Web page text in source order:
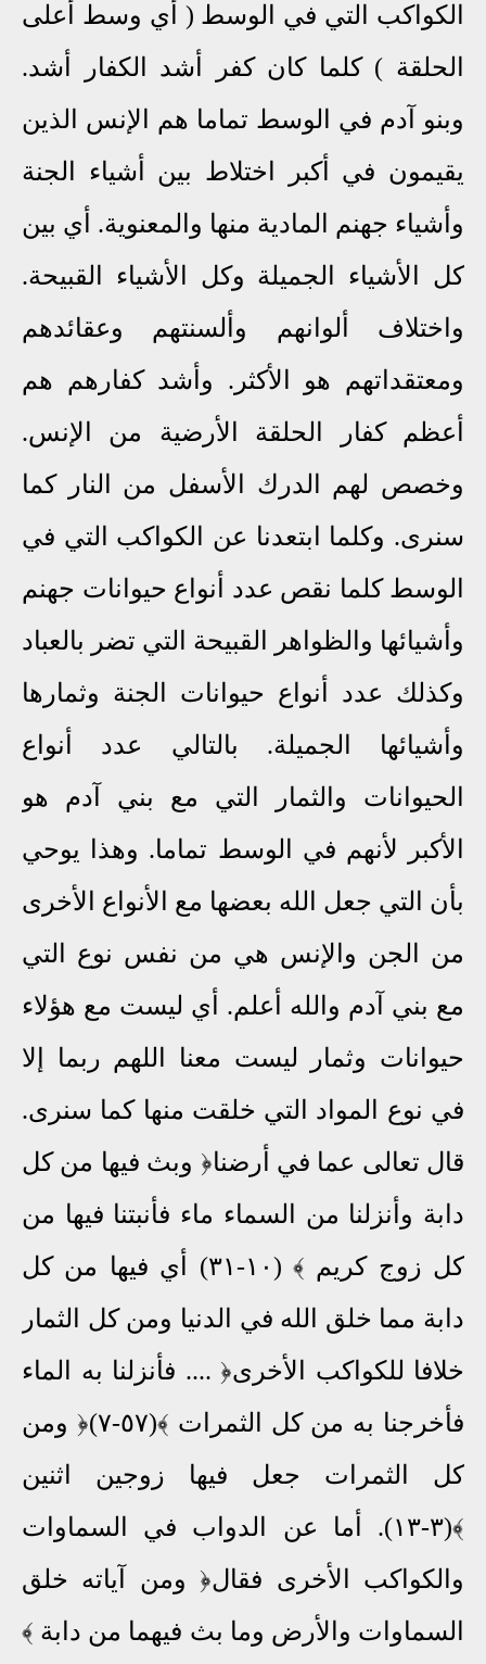
الكواكب التي في الوسط ( أي وسط أعلى
الحلقة ) كلما كان كفر أشد الكفار أشد.
وبنو آدم في الوسط تماما هم الإنس الذين
يقيمون في أكبر اختلاط بين أشياء الجنة
وأشياء جهنم المادية منها والمعنوية. أي بين
كل الأشياء الجميلة وكل الأشياء القبيحة.
واختلاف ألوانهم وألسنتهم وعقائدهم
ومعتقداتهم هو الأكثر. وأشد كفارهم هم
أعظم كفار الحلقة الأرضية من الإنس.
وخصص لهم الدرك الأسفل من النار كما
سنرى. وكلما ابتعدنا عن الكواكب التي في
الوسط كلما نقص عدد أنواع حيوانات جهنم
وأشيائها والظواهر القبيحة التي تضر بالعباد
وكذلك عدد أنواع حيوانات الجنة وثمارها
وأشيائها الجميلة. بالتالي عدد أنواع
الحيوانات والثمار التي مع بني آدم هو
الأكبر لأنهم في الوسط تماما. وهذا يوحي
بأن التي جعل الله بعضها مع الأنواع الأخرى
من الجن والإنس هي من نفس نوع التي
مع بني آدم والله أعلم. أي ليست مع هؤلاء
حيوانات وثمار ليست معنا اللهم ربما إلا
في نوع المواد التي خلقت منها كما سنرى.
قال تعالى عما في أرضنا﴿ وبث فيها من كل
دابة وأنزلنا من السماء ماء فأنبتنا فيها من
كل زوج كريم ﴾
(١٠-٣١) أي فيها من كل
دابة مما خلق الله في الدنيا ومن كل الثمار
خلافا للكواكب الأخرى﴿ .... فأنزلنا به الماء
فأخرجنا به من كل الثمرات ﴾(٥٧-٧)
﴿ ومن
كل الثمرات جعل فيها زوجين اثنين
﴾
(٣-١٣). أما عن الدواب في السماوات
والكواكب الأخرى فقال﴿ ومن آياته خلق
السماوات والأرض وما بث فيهما من دابة ﴾